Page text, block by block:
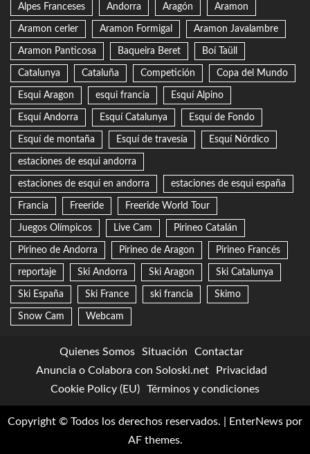
Alpes Franceses Andorra Aragón Aramon
Aramon cerler Aramon Formigal Aramon Javalambre
Aramon Panticosa Baqueira Beret Boí Taüll
Catalunya Cataluña Competición Copa del Mundo
Esqui Aragon esqui francia Esquí Alpino
Esquí Andorra Esquí Catalunya Esquí de Fondo
Esquí de montaña Esquí de travesía Esquí Nórdico
estaciones de esqui andorra
estaciones de esqui en andorra estaciones de esqui españa
Francia Freeride Freeride World Tour
Juegos Olímpicos Live Cam Pirineo Catalán
Pirineo de Andorra Pirineo de Aragon Pirineo Francés
reportaje Ski Andorra Ski Aragon Ski Catalunya
Ski España Ski France ski francia Skimo
Snow Cam Webcam
Quienes Somos Situación
Contactar
Anuncia o Colabora con Soloski.net
Privacidad
Cookie Policy (EU)
Términos y condiciones
Copyright © Todos los derechos reservados. EnterNews por
AF themes.